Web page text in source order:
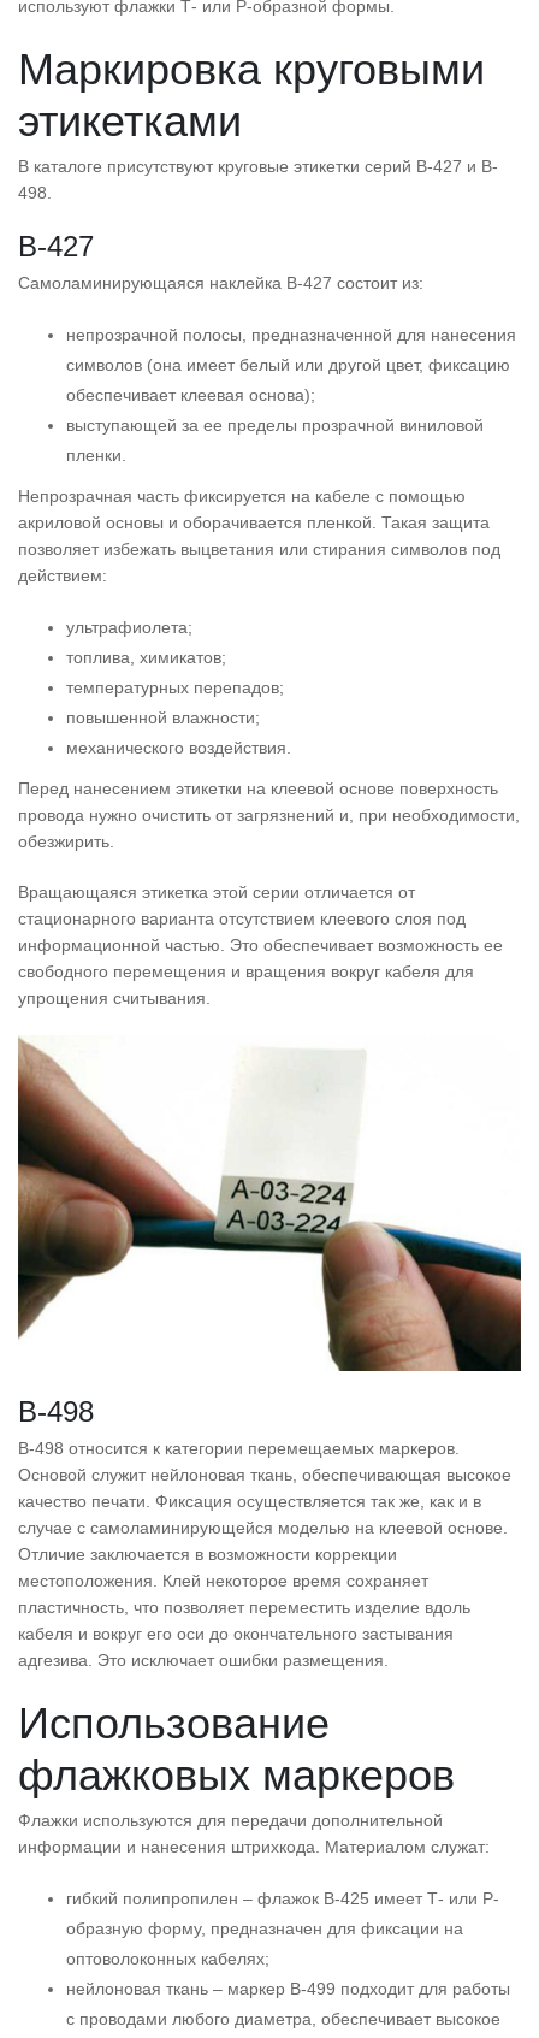
используют флажки Т- или Р-образной формы.
Маркировка круговыми
этикетками
В каталоге присутствуют круговые этикетки серий B-427 и B-
498.
B-427
Самоламинирующаяся наклейка B-427 состоит из:
непрозрачной полосы, предназначенной для нанесения
символов (она имеет белый или другой цвет, фиксацию
обеспечивает клеевая основа);
выступающей за ее пределы прозрачной виниловой
пленки.
Непрозрачная часть фиксируется на кабеле с помощью
акриловой основы и оборачивается пленкой. Такая защита
позволяет избежать выцветания или стирания символов под
действием:
ультрафиолета;
топлива, химикатов;
температурных перепадов;
повышенной влажности;
механического воздействия.
Перед нанесением этикетки на клеевой основе поверхность
провода нужно очистить от загрязнений и, при необходимости,
обезжирить.
Вращающаяся этикетка этой серии отличается от
стационарного варианта отсутствием клеевого слоя под
информационной частью. Это обеспечивает возможность ее
свободного перемещения и вращения вокруг кабеля для
упрощения считывания.
B-498
B-498 относится к категории перемещаемых маркеров.
Основой служит нейлоновая ткань, обеспечивающая высокое
качество печати. Фиксация осуществляется так же, как и в
случае с самоламинирующейся моделью на клеевой основе.
Отличие заключается в возможности коррекции
местоположения. Клей некоторое время сохраняет
пластичность, что позволяет переместить изделие вдоль
кабеля и вокруг его оси до окончательного застывания
адгезива. Это исключает ошибки размещения.
Использование
флажковых маркеров
Флажки используются для передачи дополнительной
информации и нанесения штрихкода. Материалом служат:
гибкий полипропилен – флажок B-425 имеет Т- или Р-
образную форму, предназначен для фиксации на
оптоволоконных кабелях;
нейлоновая ткань – маркер B-499 подходит для работы
с проводами любого диаметра, обеспечивает высокое